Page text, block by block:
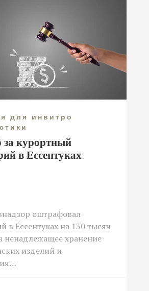
для инвитро
курортный
в Ессентуках
оштрафовал
в Ессентуках на 130 тысяч
ненадлежащее хранение
изделий и